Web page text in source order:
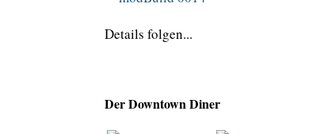
Details folgen...
Der Downtown Diner